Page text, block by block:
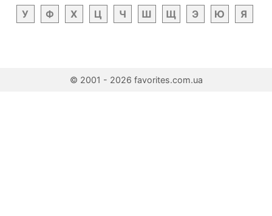
У Ф Х Ц Ч Ш Щ Э Ю Я
© 2001 - 2026 favorites.com.ua